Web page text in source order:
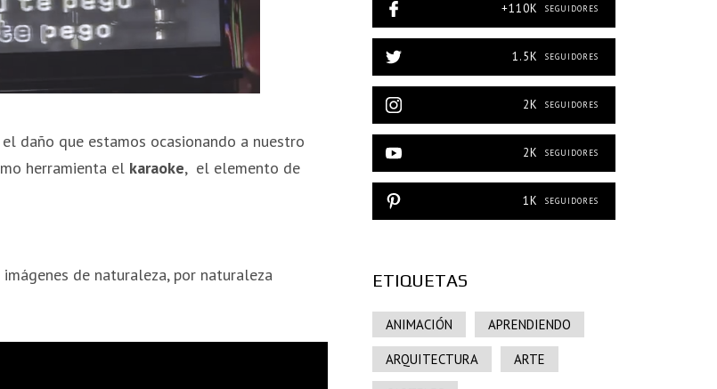
daño que estamos ocasionando a nuestro
herramienta el karaoke, el elemento de
de naturaleza, por naturaleza
+110K SEGUIDORES
1.5K SEGUIDORES
2K SEGUIDORES
2K SEGUIDORES
1K SEGUIDORES
ETIQUETAS
ANIMACIÓN APRENDIENDO
ARQUITECTURA ARTE